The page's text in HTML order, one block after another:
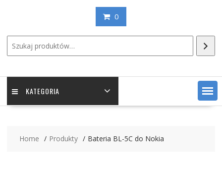
0
KATEGORIA
Home Produkty Bateria BL-5C do Nokia